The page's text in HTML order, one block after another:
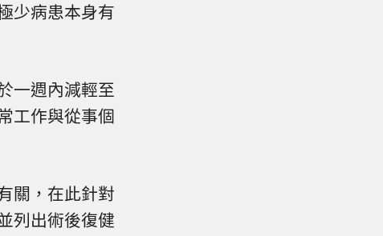
少病患本身有
一週內減輕至
工作與從事個
關，在此針對
列出術後復健